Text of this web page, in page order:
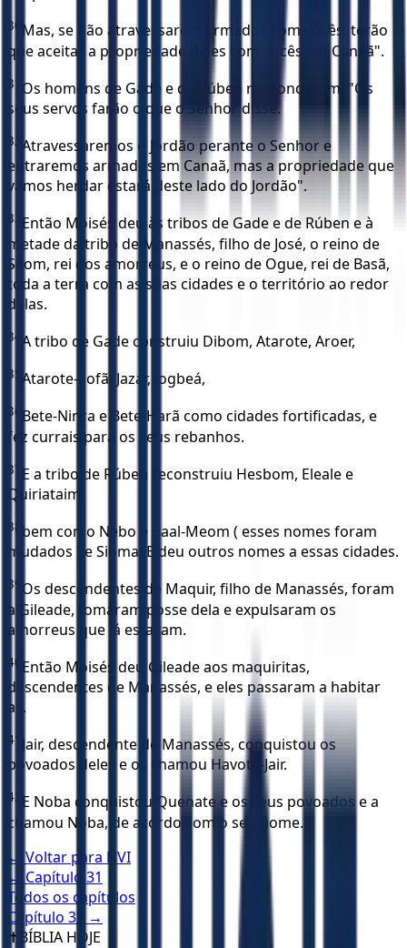
30 Mas, se não atravessarem armados com vocês, terão
que aceitar a propriedade deles com vocês em Canaã".
31
Os homens de Gade e de Rúben responderam: "Os
seus servos farão o que o Senhor disse.
32 Atravessaremos o Jordão perante o Senhor e
entraremos armados em Canaã, mas a propriedade que
vamos herdar estará deste lado do Jordão".
33 Então Moisés deu às tribos de Gade e de Rúben e à
metade da tribo de Manassés, filho de José, o reino de
Seom, rei dos amorreus, e o reino de Ogue, rei de Basã,
toda a terra com as suas cidades e o território ao redor
delas.
34 A tribo de Gade construiu Dibom, Atarote, Aroer,
35 Atarote-Sofã, Jazar, Jogbeá,
36 Bete-Ninra e Bete-Harã como cidades fortificadas, e
fez currais para os seus rebanhos.
37 E a tribo de Rúben reconstruiu Hesbom, Eleale e
Quiriataim,
38 bem como Nebo e Baal-Meom ( esses nomes foram
mudados ) e Sibma. E deu outros nomes a essas cidades.
39 Os descendentes de Maquir, filho de Manassés, foram
a Gileade, tomaram posse dela e expulsaram os
amorreus que lá estavam.
40 Então Moisés deu Gileade aos maquiritas,
descendentes de Manassés, e eles passaram a habitar
ali.
41 Jair, descendente de Manassés, conquistou os
povoados deles e os chamou Havote-Jair.
42 E Noba conquistou Quenate e os seus povoados e a
chamou Noba, de acordo com o seu nome.
← Voltar para NVI
← Capítulo 31
Todos os capítulos
Capítulo 33
→
✝️ BÍBLIA HOJE